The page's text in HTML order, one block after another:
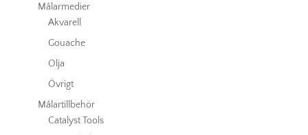
Målarmedier
Akvarell
Gouache
Olja
Övrigt
Målartillbehör
Catalyst Tools